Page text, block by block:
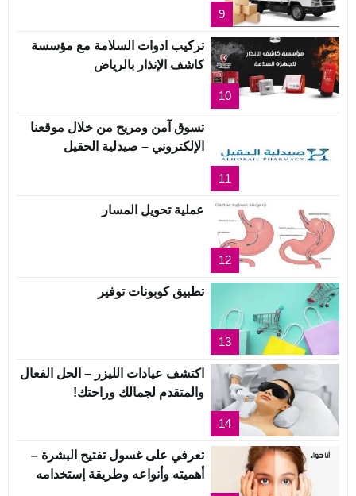
9
10
تركيب ادوات السلامة مع مؤسسة
كاشف الإنذار بالرياض
11
تسوق آمن ومريح من خلال موقعنا
الإلكتروني – صيدلية الحقيل
12
عملية تحويل المسار
13
تطبيق كوبونات توفير
14
اكتشف عيادات الليزر – الحل الفعال
والمتقدم لجمالك وراحتك!
تعرفي على غسول تفتيح البشرة –
أهميته وأنواعه وطريقة إستخدامه